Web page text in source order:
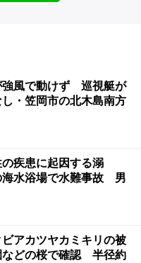
強風で動けず 巡視艇が
・笠岡市の北木島南方
疾患に起因する溺
水浴場で水難事故 男
アカツヤカミキリの被
どの桜で確認 半径約